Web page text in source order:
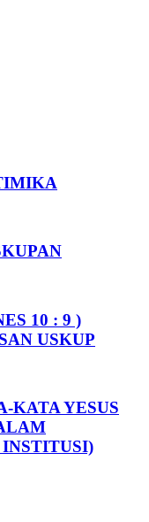
10 : 9 )
USKUP
KATA YESUS